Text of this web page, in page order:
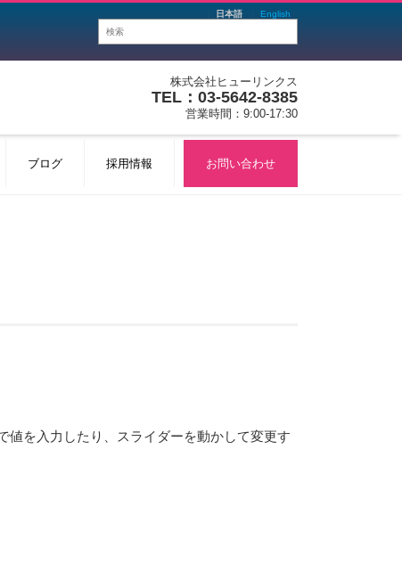
日本語 English
株式会社ヒューリンクス
TEL：03-5642-8385
営業時間：9:00-17:30
ブログ 採用情報 お問い合わせ
値を入力したり、スライダーを動かして変更す